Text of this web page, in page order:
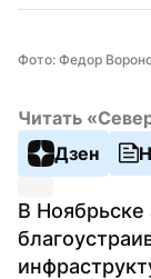
Фото: Федор
Читать
Дзен
В Ноябрьске